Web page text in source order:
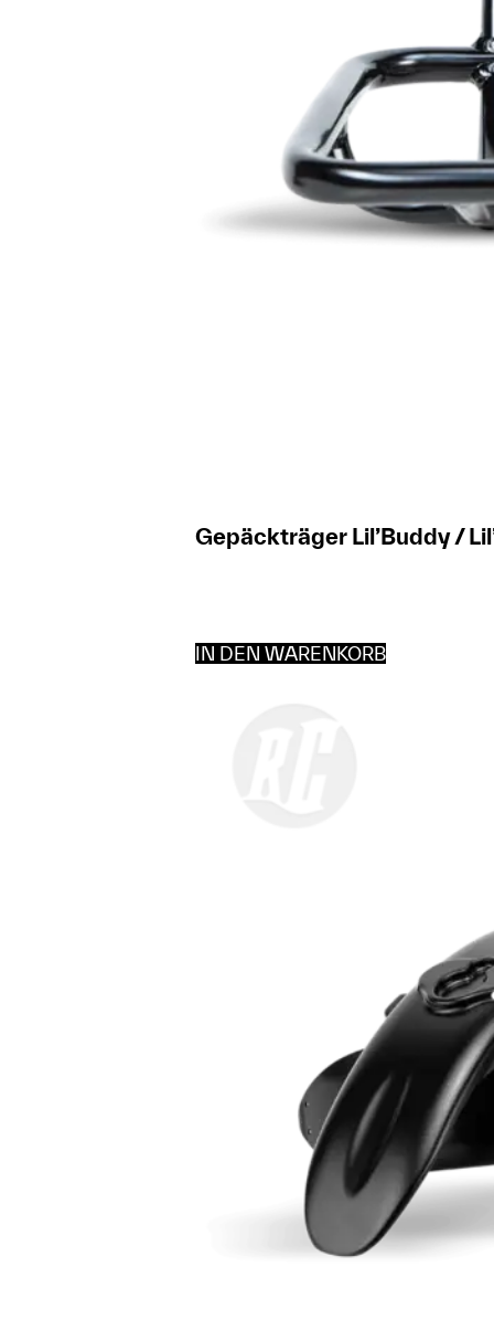
Gepäckträger Lil’Buddy /
IN DEN WARENKORB